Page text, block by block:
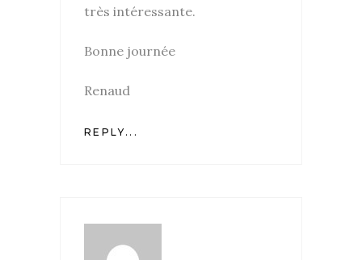
très intéressante.
Bonne journée
Renaud
REPLY...